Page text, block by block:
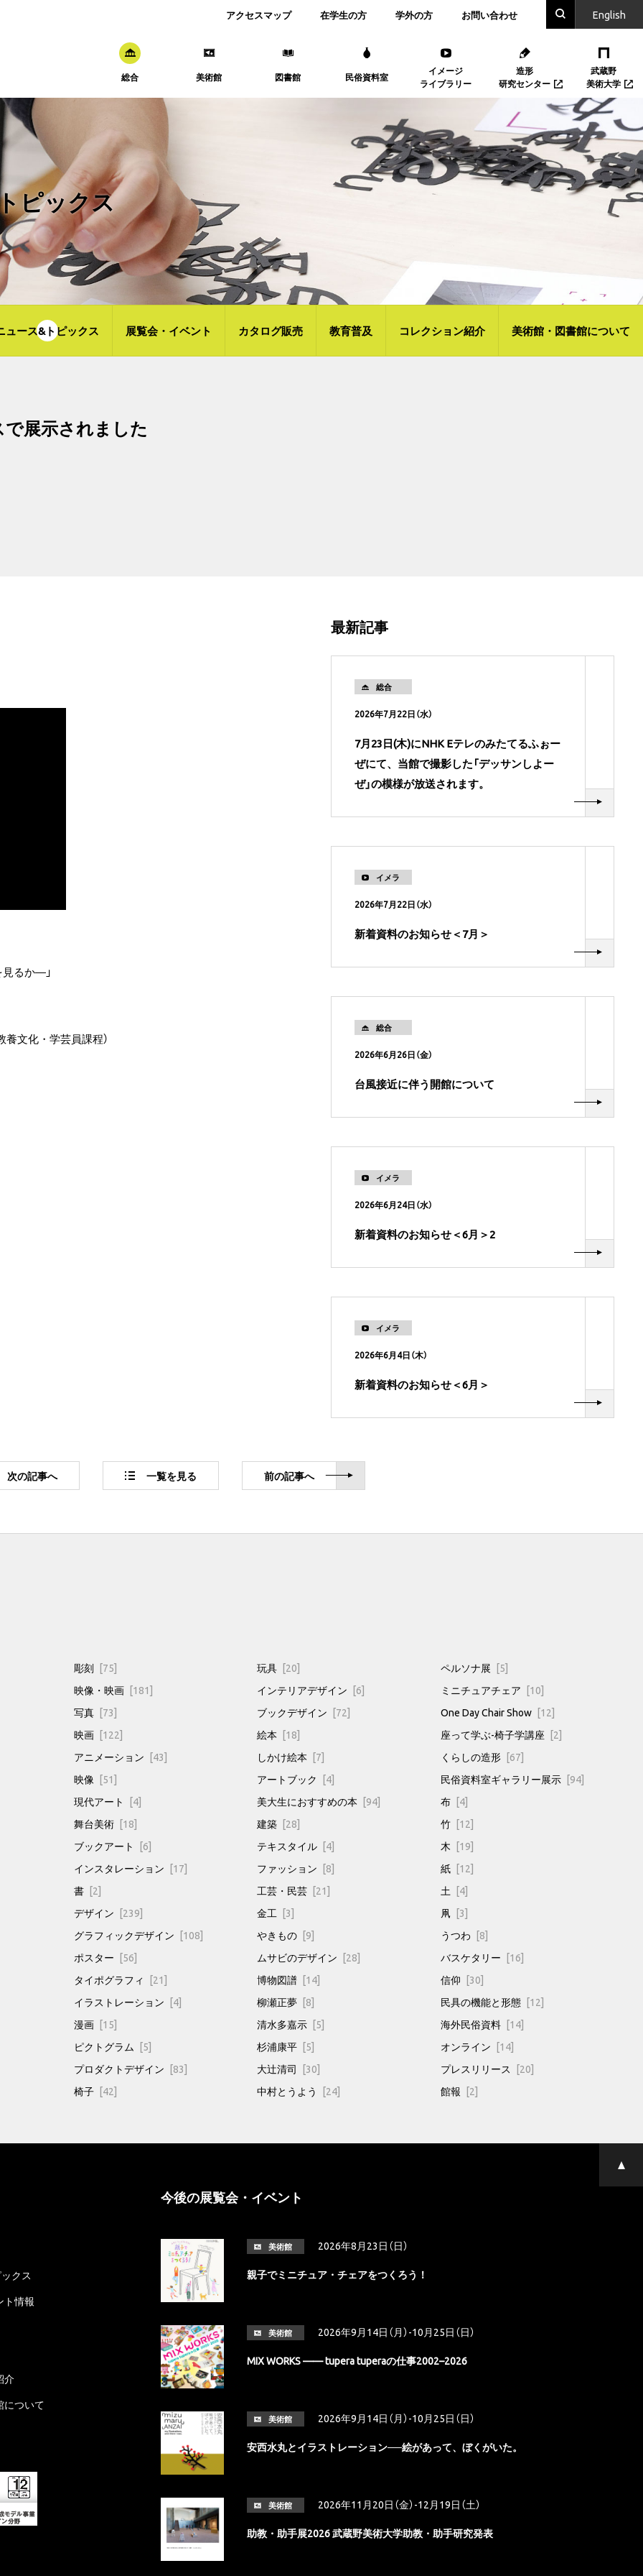
アクセスマップ 在学生の方 学外の方 お問い合わせ English
総合 美術館 図書館 民俗資料室
イメージ
ライブラリー
造形
研究センター
武蔵野
美術大学
ピックス
ュース&トピックス 展覧会・イベント カタログ販売 教育普及 コレクション紹介 美術館・図書館について
展示されました
るか―」
文化・学芸員課程）
最新記事
総合
2026年7月22日（水）
7月23日(木)にNHK Eテレのみたてるふぉー
ぜにて、当館で撮影した「デッサンしよー
ぜ」の模様が放送されます。
イメラ
2026年7月22日（水）
新着資料のお知らせ＜7月＞
総合
2026年6月26日（金）
台風接近に伴う開館について
イメラ
2026年6月24日（水）
新着資料のお知らせ＜6月＞2
イメラ
2026年6月4日（木）
新着資料のお知らせ＜6月＞
次の記事へ 一覧を見る 前の記事へ
彫刻 [75]
映像・映画 [181]
写真 [73]
映画 [122]
アニメーション [43]
映像 [51]
現代アート [4]
舞台美術 [18]
ブックアート [6]
インスタレーション [17]
書 [2]
デザイン [239]
グラフィックデザイン [108]
ポスター [56]
タイポグラフィ [21]
イラストレーション [4]
漫画 [15]
ピクトグラム [5]
プロダクトデザイン [83]
椅子 [42]
玩具 [20]
インテリアデザイン [6]
ブックデザイン [72]
絵本 [18]
しかけ絵本 [7]
アートブック [4]
美大生におすすめの本 [94]
建築 [28]
テキスタイル [4]
ファッション [8]
工芸・民芸 [21]
金工 [3]
やきもの [9]
ムサビのデザイン [28]
博物図譜 [14]
柳瀬正夢 [8]
清水多嘉示 [5]
杉浦康平 [5]
大辻清司 [30]
中村とうよう [24]
ペルソナ展 [5]
ミニチュアチェア [10]
One Day Chair Show [12]
座って学ぶ-椅子学講座 [2]
くらしの造形 [67]
民俗資料室ギャラリー展示 [94]
布 [4]
竹 [12]
木 [19]
紙 [12]
土 [4]
凧 [3]
うつわ [8]
バスケタリー [16]
信仰 [30]
民具の機能と形態 [12]
海外民俗資料 [14]
オンライン [14]
プレスリリース [20]
館報 [2]
ペ
ジ
クス
ト情報
介
について
今後の展覧会・イベント
美術館
2026年8月23日（日）
親子でミニチュア・チェアをつくろう！
美術館
2026年9月14日（月）-10月25日（日）
MIX WORKS —— tupera tuperaの仕事2002–2026
美術館
2026年9月14日（月）-10月25日（日）
安西水丸とイラストレーション──絵があって、ぼくがいた。
美術館
2026年11月20日（金）-12月19日（土）
助教・助手展2026 武蔵野美術大学助教・助手研究発表